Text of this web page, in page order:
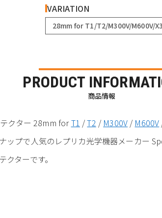
VARIATION
28mm for T1/T2/M300V/M600V/
PRODUCT
商品情報
クター 28mm forT1 /T2 / M300V / M600V
プで人気のレプリカ光学機器メーカー
ターです。